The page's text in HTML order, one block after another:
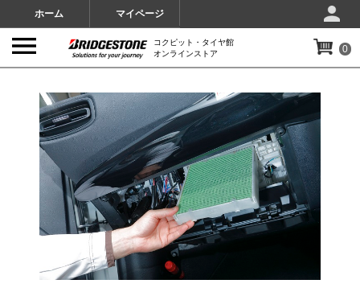
ホーム マイページ
コクピット・タイヤ館
オンラインストア
0